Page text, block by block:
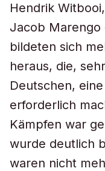
Hendrik
Jacob Marengo
bildeten sich
heraus, die,
Deutschen,
erforderlich
Kämpfen war
wurde deutlich
waren nicht